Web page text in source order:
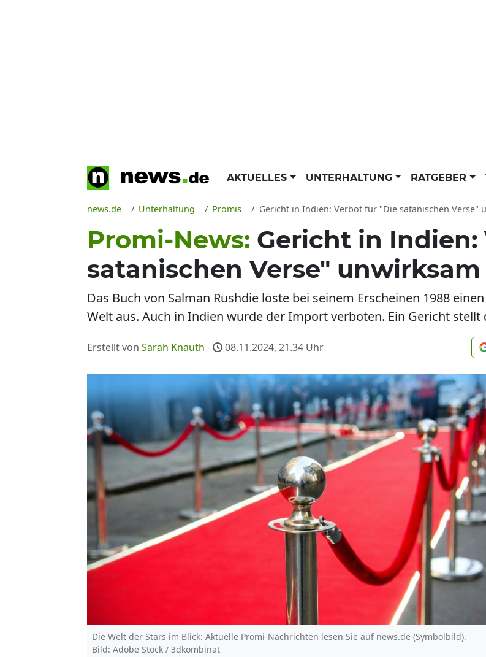
AKTUELLES UNTERHALTUNG RATGEBER
news.de Unterhaltung Promis Gericht in Indien: Verbot für "Die satanischen Verse"
Promi-News: Gericht in
satanischen Verse" unwirksam
Das Buch von Salman Rushdie löste bei seinem Erscheinen 1988
Welt aus. Auch in Indien wurde der Import verboten. Ein Gericht stellt
Erstellt von Sarah Knauth - 08.11.2024, 21.34 Uhr
Die Welt der Stars im Blick: Aktuelle Promi-Nachrichten lesen Sie auf news.de (Symbolbild).
Bild: Adobe Stock / 3dkombinat